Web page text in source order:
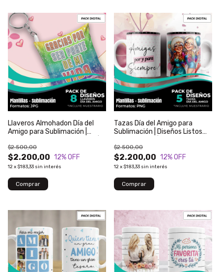
Llaveros Almohadon Día del
Amigo para Sublimación |
Modelo 140
$2.200,00
$2.500,00
12% OFF
12x $183,33 sin interés
Tazas Día del Amigo para
Sublimación | Diseños Listos
$2.200,00
$2.500,00
12% OFF
12x $183,33 sin interés